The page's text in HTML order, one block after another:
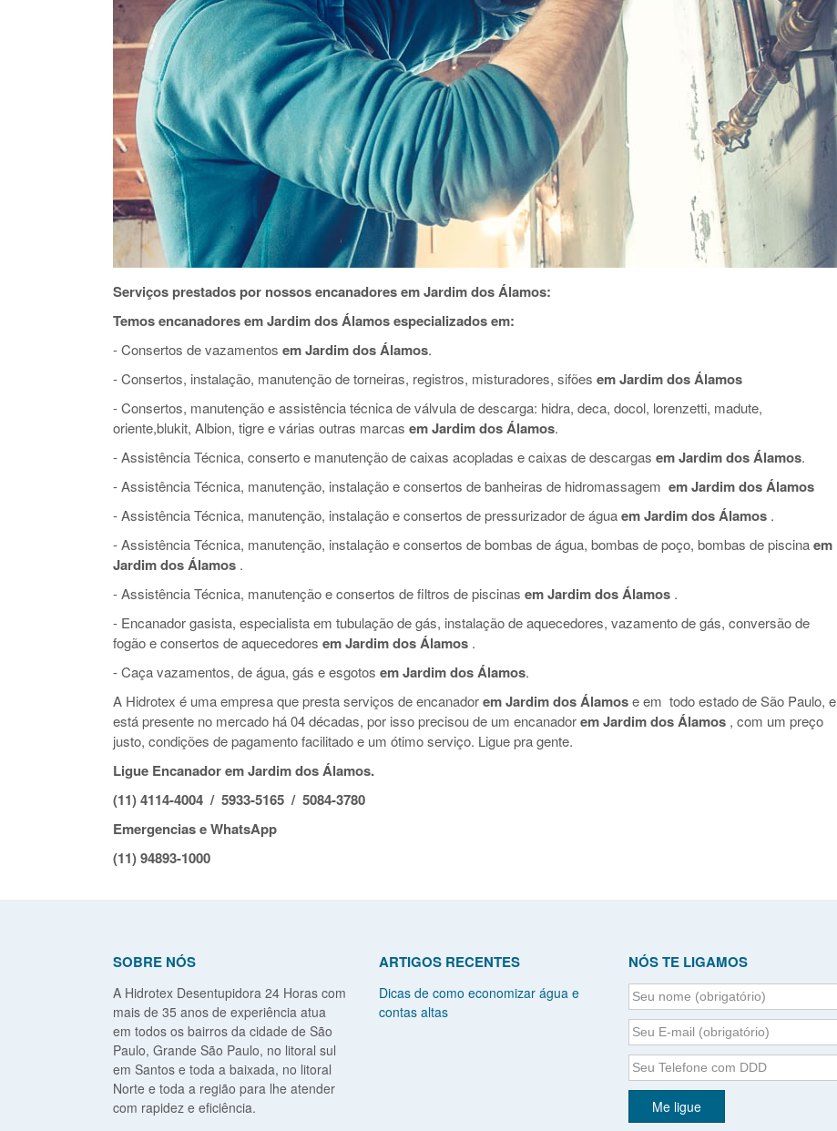
Serviços prestados por nossos encanadores em Jardim dos Álamos:
Temos encanadores em Jardim dos Álamos especializados em:
- Consertos de vazamentos em Jardim dos Álamos.
- Consertos, instalação, manutenção de torneiras, registros, misturadores, sifões em Jardim dos Álamos
- Consertos, manutenção e assistência técnica de válvula de descarga: hidra, deca, docol, lorenzetti, madute,
oriente,blukit, Albion, tigre e várias outras marcas em Jardim dos Álamos.
- Assistência Técnica, conserto e manutenção de caixas acopladas e caixas de descargas em Jardim dos Álamos.
- Assistência Técnica, manutenção, instalação e consertos de banheiras de hidromassagem em Jardim dos Álamos
- Assistência Técnica, manutenção, instalação e consertos de pressurizador de águaem Jardim dos Álamos .
- Assistência Técnica, manutenção, instalação e consertos de bombas de água, bombas de poço, bombas de piscinaem
Jardim dos Álamos .
- Assistência Técnica, manutenção e consertos de filtros de piscinas em Jardim dos Álamos .
- Encanador gasista, especialista em tubulação de gás, instalação de aquecedores, vazamento de gás, conversão de
fogão e consertos de aquecedores em Jardim dos Álamos .
- Caça vazamentos, de água, gás e esgotos em Jardim dos Álamos.
A Hidrotex é uma empresa que presta serviços de encanadorem Jardim dos Álamose em todo estado de São Paulo, e
está presente no mercado há 04 décadas, por isso precisou de um encanadorem Jardim dos Álamos , com um preço
justo, condições de pagamento facilitado e um ótimo serviço. Ligue pra gente.
Ligue Encanador em Jardim dos Álamos.
(11) 4114-4004 / 5933-5165 / 5084-3780
Emergencias e WhatsApp
(11) 94893-1000
SOBRE NÓS
A Hidrotex Desentupidora 24 Horas com
mais de 35 anos de experiência atua
em todos os bairros da cidade de São
Paulo, Grande São Paulo, no litoral sul
em Santos e toda a baixada, no litoral
Norte e toda a região para lhe atender
com rapidez e eficiência.
ARTIGOS RECENTES
Dicas de como economizar água e
contas altas
NÓS TE LIGAMOS